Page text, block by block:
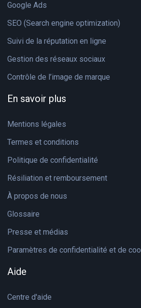
Google Ads
SEO (Search engine optimization)
Suivi de la réputation en ligne
Gestion des réseaux sociaux
Contrôle de l’image de marque
En savoir plus
Mentions légales
Termes et conditions
Politique de confidentialité
Résiliation et remboursement
À propos de nous
Glossaire
Presse et médias
Paramètres de confidentialité et de
Aide
Centre d'aide